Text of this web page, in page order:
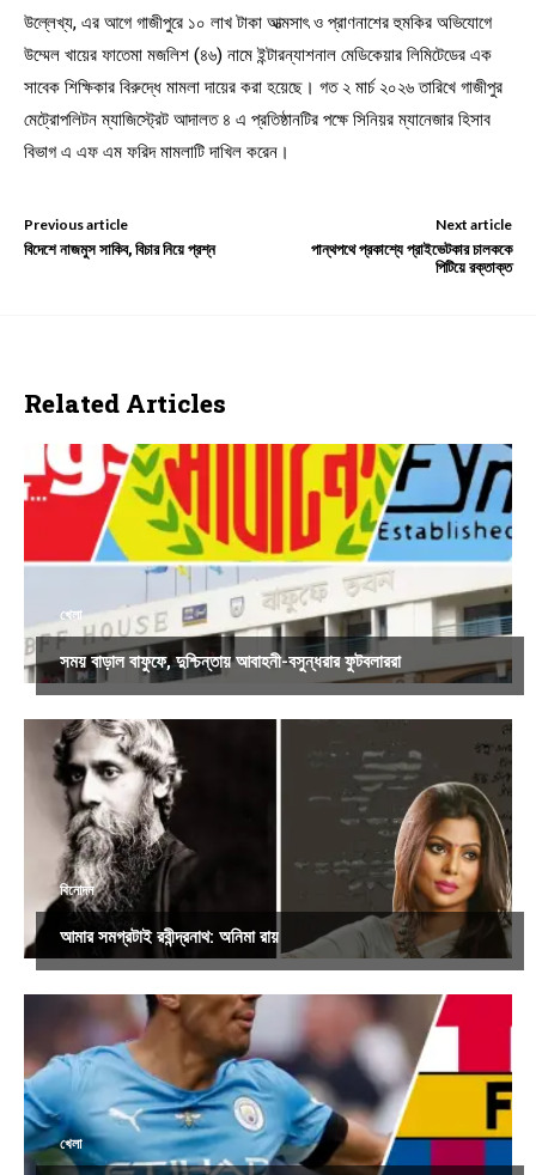
উল্লেখ্য, এর আগে গাজীপুরে ১০ লাখ টাকা আত্মসাৎ ও প্রাণনাশের হুমকির অভিযোগে
উম্মেল খায়ের ফাতেমা মজলিশ (৪৬) নামে ইন্টারন্যাশনাল মেডিকেয়ার লিমিটেডের এক
সাবেক শিক্ষিকার বিরুদ্ধে মামলা দায়ের করা হয়েছে। গত ২ মার্চ ২০২৬ তারিখে গাজীপুর
মেট্রোপলিটন ম্যাজিস্ট্রেট আদালত ৪ এ প্রতিষ্ঠানটির পক্ষে সিনিয়র ম্যানেজার হিসাব
বিভাগ এ এফ এম ফরিদ মামলাটি দাখিল করেন।
Previous article
বিদেশে নাজমুস সাকিব, বিচার নিয়ে প্রশ্ন
Next article
পান্থপথে প্রকাশ্যে প্রাইভেটকার চালককে
পিটিয়ে রক্তাক্ত
Related Articles
খেলা
সময় বাড়াল বাফুফে, দুশ্চিন্তায় আবাহনী-বসুন্ধরার ফুটবলাররা
বিনোদন
আমার সমগ্রটাই রবীন্দ্রনাথ: অনিমা রায়
খেলা